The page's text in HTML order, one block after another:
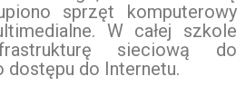
sprzęt komputerowy
W całej szkole
sieciową do
do Internetu.